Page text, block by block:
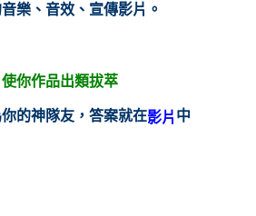
樂、音效、宣傳影片。
你作品出類拔萃
的神隊友，答案就在影片 中